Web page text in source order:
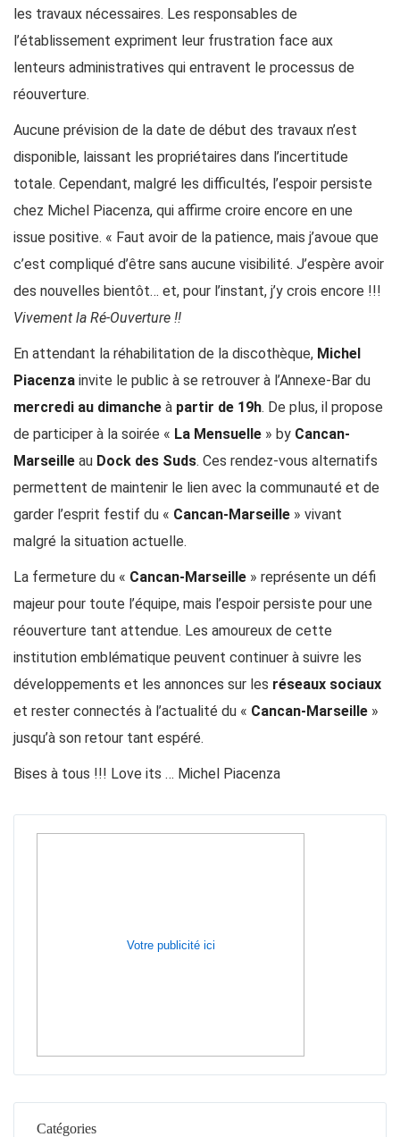
les travaux nécessaires. Les responsables de
l’établissement expriment leur frustration face aux
lenteurs administratives qui entravent le processus de
réouverture.
Aucune prévision de la date de début des travaux n’est
disponible, laissant les propriétaires dans l’incertitude
totale. Cependant, malgré les difficultés, l’espoir persiste
chez Michel Piacenza, qui affirme croire encore en une
issue positive. « Faut avoir de la patience, mais j’avoue que
c’est compliqué d’être sans aucune visibilité. J’espère avoir
des nouvelles bientôt… et, pour l’instant, j’y crois encore !!!
Vivement la Ré-Ouverture !!
En attendant la réhabilitation de la discothèque, Michel
Piacenza invite le public à se retrouver à l’Annexe-Bar du
mercredi au dimanche à partir de 19h. De plus, il propose
de participer à la soirée « La Mensuelle » by Cancan-
Marseille au Dock des Suds. Ces rendez-vous alternatifs
permettent de maintenir le lien avec la communauté et de
garder l’esprit festif du « Cancan-Marseille » vivant
malgré la situation actuelle.
La fermeture du « Cancan-Marseille » représente un défi
majeur pour toute l’équipe, mais l’espoir persiste pour une
réouverture tant attendue. Les amoureux de cette
institution emblématique peuvent continuer à suivre les
développements et les annonces sur les réseaux sociaux
et rester connectés à l’actualité du « Cancan-Marseille »
jusqu’à son retour tant espéré.
Bises à tous !!! Love its … Michel Piacenza
Votre publicité ici
Catégories